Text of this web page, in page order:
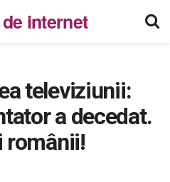
internet
televiziunii:
a decedat.
românii!